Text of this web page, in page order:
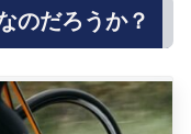
のだろうか？